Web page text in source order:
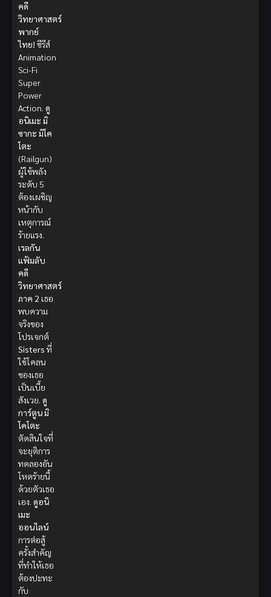
คดี
วิทยาศาสตร์
พากย์
ไทย! ซีรีส์
Animation
Sci-Fi
Super
Power
Action. ดู
อนิเมะ มิ
ซากะ มิโค
โตะ
(Railgun)
ผู้ใช้พลัง
ระดับ 5
ต้องเผชิญ
หน้ากับ
เหตุการณ์
ร้ายแรง.
เรลกัน
แฟ้มลับ
คดี
วิทยาศาสตร์
ภาค 2 เธอ
พบความ
จริงของ
โปรเจกต์
Sisters ที่
ใช้โคลน
ของเธอ
เป็นเบี้ย
สังเวย. ดู
การ์ตูนมิ
โคโตะ
ตัดสินใจที่
จะยุติการ
ทดลองอัน
โหดร้ายนี้
ด้วยตัวเธอ
เอง. ดูอนิ
เมะ
ออนไลน์
การต่อสู้
ครั้งสำคัญ
ที่ทำให้เธอ
ต้องปะทะ
กับ